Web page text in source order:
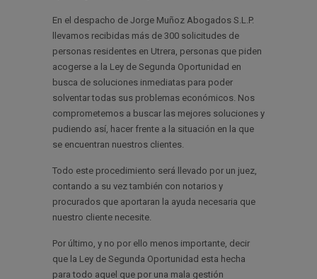
En el despacho de Jorge Muñoz Abogados S.L.P.
llevamos recibidas más de 300 solicitudes de
personas residentes en Utrera, personas que piden
acogerse a la Ley de Segunda Oportunidad en
busca de soluciones inmediatas para poder
solventar todas sus problemas económicos. Nos
comprometemos a buscar las mejores soluciones y
pudiendo así, hacer frente a la situación en la que
se encuentran nuestros clientes.
Todo este procedimiento será llevado por un juez,
contando a su vez también con notarios y
procurados que aportaran la ayuda necesaria que
nuestro cliente necesite.
Por último, y no por ello menos importante, decir
que la Ley de Segunda Oportunidad esta hecha
para todo aquel que por una mala gestión